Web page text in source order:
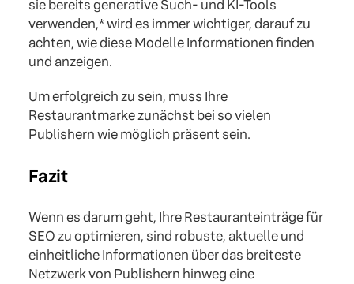
sie bereits generative Such- und KI-Tools
verwenden,* wird es immer wichtiger, darauf zu
achten, wie diese Modelle Informationen finden
und anzeigen.
Um erfolgreich zu sein, muss Ihre
Restaurantmarke zunächst bei so vielen
Publishern wie möglich präsent sein.
Fazit
Wenn es darum geht, Ihre Restauranteinträge für
SEO zu optimieren, sind robuste, aktuelle und
einheitliche Informationen über das breiteste
Netzwerk von Publishern hinweg eine